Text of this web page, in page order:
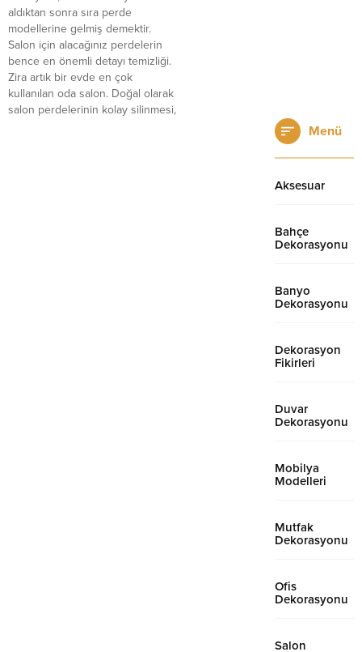
aldıktan sonra sıra perde
modellerine gelmiş demektir.
Salon için alacağınız perdelerin
bence en önemli detayı temizliği.
Zira artık bir evde en çok
kullanılan oda salon. Doğal olarak
salon perdelerinin kolay silinmesi,
Menü
Aksesuar
Bahçe
Dekorasyonu
Banyo
Dekorasyonu
Dekorasyon
Fikirleri
Duvar
Dekorasyonu
Mobilya
Modelleri
Mutfak
Dekorasyonu
Ofis
Dekorasyonu
Salon